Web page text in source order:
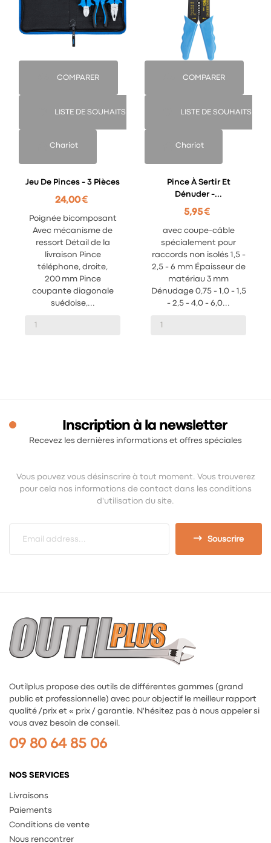
COMPARER
LISTE DE SOUHAITS
Chariot
Jeu De Pinces - 3 Pièces
24,00 €
Poignée bicomposant
Avec mécanisme de
ressort Détail de la
livraison Pince
téléphone, droite,
200 mm Pince
coupante diagonale
suédoise,...
COMPARER
LISTE DE SOUHAITS
Chariot
Pince À Sertir Et
Dénuder -...
5,95 €
avec coupe-câble
spécialement pour
raccords non isolés 1,5 -
2,5 - 6 mm Épaisseur de
matériau 3 mm
Dénudage 0,75 - 1,0 - 1,5
- 2,5 - 4,0 - 6,0...
Inscription à la newsletter
Recevez les dernières informations et offres spéciales
Vous pouvez vous désinscrire à tout moment. Vous trouverez
pour cela nos informations de contact dans les conditions
d'utilisation du site.
Souscrire
Outilplus propose des outils de différentes gammes (grand
public et professionnelle) avec pour objectif le meilleur rapport
qualité /prix et « prix / garantie. N'hésitez pas à nous appeler si
vous avez besoin de conseil.
09 80 64 85 06
NOS SERVICES
Livraisons
Paiements
Conditions de vente
Nous rencontrer